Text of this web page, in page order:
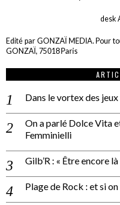
desk
Edité par GONZAÏ MEDIA. Pour
GONZAÏ, 75018 Paris
Dans le vortex des
On a parlé Dolce Vita
Femminielli
Gilb’R : « Être encore
Plage de Rock : et si